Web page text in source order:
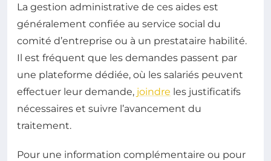
La gestion administrative de ces aides est
généralement confiée au service social du
comité d’entreprise ou à un prestataire habilité.
Il est fréquent que les demandes passent par
une plateforme dédiée, où les salariés peuvent
effectuer leur demande, joindre les justificatifs
nécessaires et suivre l’avancement du
traitement.
Pour une information complémentaire ou pour